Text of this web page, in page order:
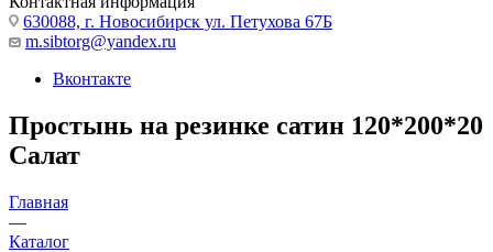
630088, г. Новосибирск ул. Петухова 67Б
m.sibtorg@yandex.ru
Вконтакте
Простынь на резинке сатин 120*200*20
Салат
Главная
—
Каталог